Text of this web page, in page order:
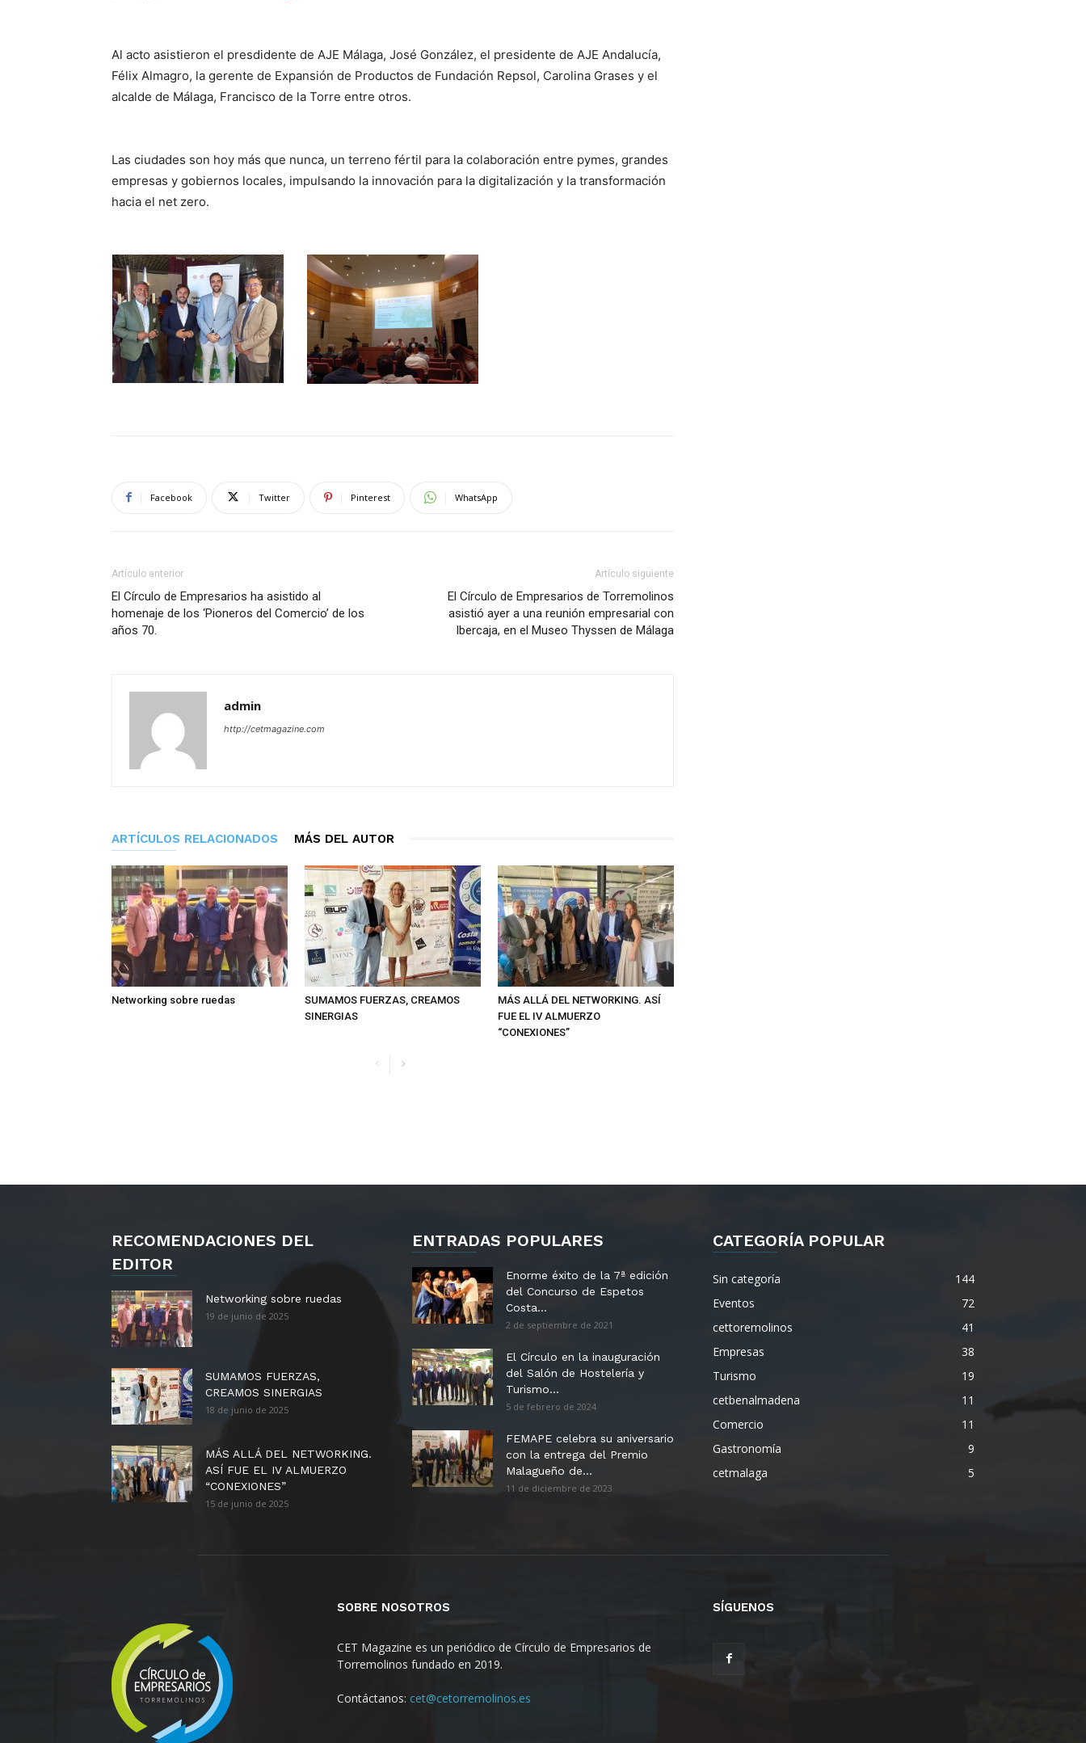
Al acto asistieron el presdidente de AJE Málaga, José González, el presidente de AJE Andalucía,
Félix Almagro, la gerente de Expansión de Productos de Fundación Repsol, Carolina Grases y el
alcalde de Málaga, Francisco de la Torre entre otros.
Las ciudades son hoy más que nunca, un terreno fértil para la colaboración entre pymes, grandes
empresas y gobiernos locales, impulsando la innovación para la digitalización y la transformación
hacia el net zero.
Facebook Twitter Pinterest WhatsApp
Artículo anterior
El Círculo de Empresarios ha asistido al
homenaje de los ‘Pioneros del Comercio’ de los
años 70.
Artículo siguiente
El Círculo de Empresarios de Torremolinos
asistió ayer a una reunión empresarial con
Ibercaja, en el Museo Thyssen de Málaga
admin
http://cetmagazine.com
ARTÍCULOS RELACIONADOS MÁS DEL AUTOR
Networking sobre ruedas
SUMAMOS FUERZAS, CREAMOS
SINERGIAS
MÁS ALLÁ DEL NETWORKING. ASÍ
FUE EL IV ALMUERZO
“CONEXIONES”
RECOMENDACIONES DEL
EDITOR
Networking sobre ruedas
19 de junio de 2025
SUMAMOS FUERZAS,
CREAMOS SINERGIAS
18 de junio de 2025
MÁS ALLÁ DEL NETWORKING.
ASÍ FUE EL IV ALMUERZO
“CONEXIONES”
15 de junio de 2025
ENTRADAS POPULARES
Enorme éxito de la 7ª edición
del Concurso de Espetos
Costa...
2 de septiembre de 2021
El Círculo en la inauguración
del Salón de Hostelería y
Turismo...
5 de febrero de 2024
FEMAPE celebra su aniversario
con la entrega del Premio
Malagueño de...
11 de diciembre de 2023
CATEGORÍA POPULAR
Sin categoría
144
Eventos
72
cettoremolinos
41
Empresas
38
Turismo
19
cetbenalmadena
11
Comercio
11
Gastronomía
9
cetmalaga
5
SOBRE NOSOTROS
CET Magazine es un periódico de Círculo de Empresarios de
Torremolinos fundado en 2019.
Contáctanos: cet@cetorremolinos.es
SÍGUENOS